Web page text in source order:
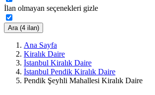
İlan olmayan seçenekleri gizle
Ara (4 ilan)
Ana Sayfa
Kiralık Daire
İstanbul Kiralık Daire
İstanbul Pendik Kiralık Daire
Pendik Şeyhli Mahallesi Kiralık Daire